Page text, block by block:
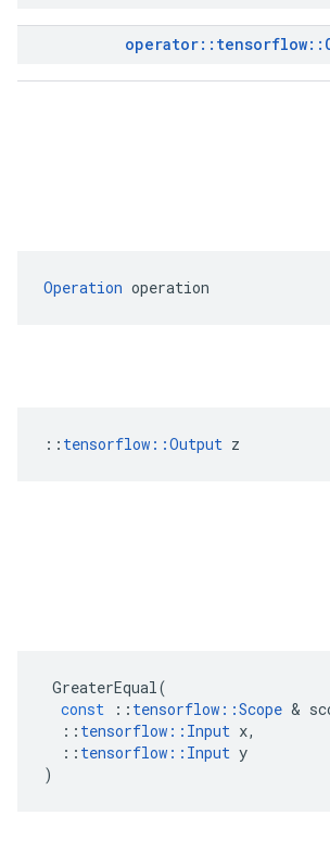
operator:: tensorflow::
Operation operation
:: tensorflow::Output z
GreaterEqual(
const
:: tensorflow ::Scope &
:: tensorflow :: Input x,
:: tensorflow :: Input y
)